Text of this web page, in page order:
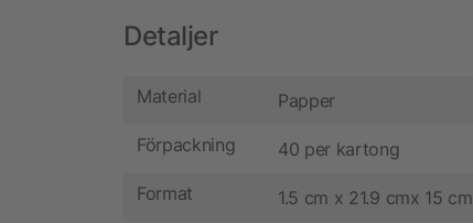
Detaljer
Material Papper
Förpackning 40 per kartong
Format 1.5 cm x 21.9 cmx 15 cm